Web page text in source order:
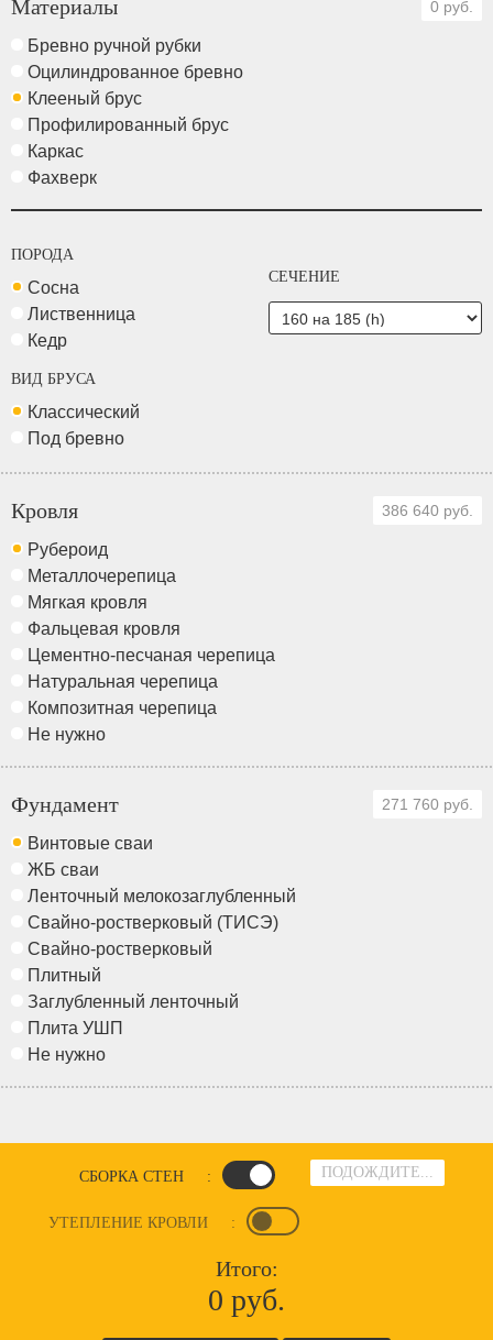
Материалы 0 руб.
Бревно ручной рубки
Оцилиндрованное бревно
Клееный брус
Профилированный брус
Каркас
Фахверк
ПОРОДА
Сосна
Лиственница
Кедр
СЕЧЕНИЕ
ВИД БРУСА
Классический
Под бревно
Кровля 386 640 руб.
Рубероид
Металлочерепица
Мягкая кровля
Фальцевая кровля
Цементно-песчаная черепица
Натуральная черепица
Композитная черепица
Не нужно
Фундамент 271 760 руб.
Винтовые сваи
ЖБ сваи
Ленточный мелокозаглубленный
Свайно-ростверковый (ТИСЭ)
Свайно-ростверковый
Плитный
Заглубленный ленточный
Плита УШП
Не нужно
ПОДОЖДИТЕ...
СБОРКА СТЕН :
УТЕПЛЕНИЕ КРОВЛИ :
Итого:
0 руб.